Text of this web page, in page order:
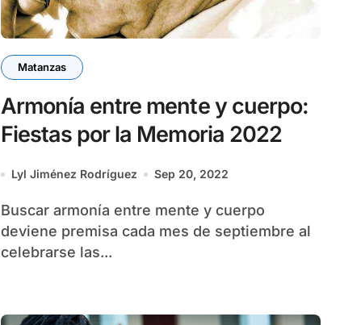
Matanzas
Armonía entre mente y cuerpo:
Fiestas por la Memoria 2022
Lyl Jiménez Rodríguez Sep 20, 2022
Buscar armonía entre mente y cuerpo
deviene premisa cada mes de septiembre al
celebrarse las...